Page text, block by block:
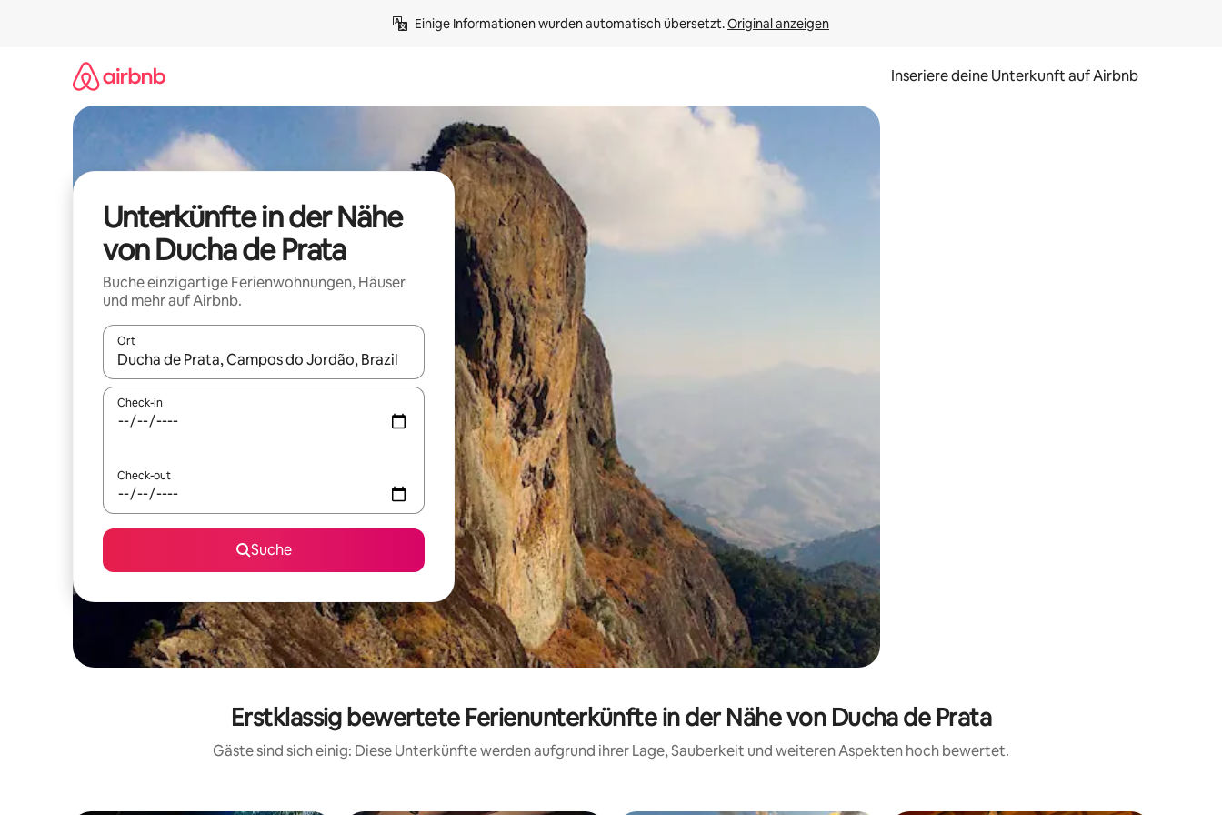
Einige Informationen wurden automatisch übersetzt. Original anzeigen
Inseriere deine Unterkunft auf Airbnb
Unterkünfte in der Nähe
von Ducha de Prata
Buche einzigartige Ferienwohnungen, Häuser
und mehr auf Airbnb.
Ort
Wenn Ergebnisse verfügbar sind, navigiere mit den Pfeiltasten nach oben und unten oder erkunde die Ergebnisse durch Berühren oder Wischgesten.
Check-in
Check-out
Suche
Erstklassig bewertete Ferienunterkünfte in der Nähe von Ducha de Prata
Gäste sind sich einig: Diese Unterkünfte werden aufgrund ihrer Lage, Sauberkeit und weiteren Aspekten hoch bewertet.